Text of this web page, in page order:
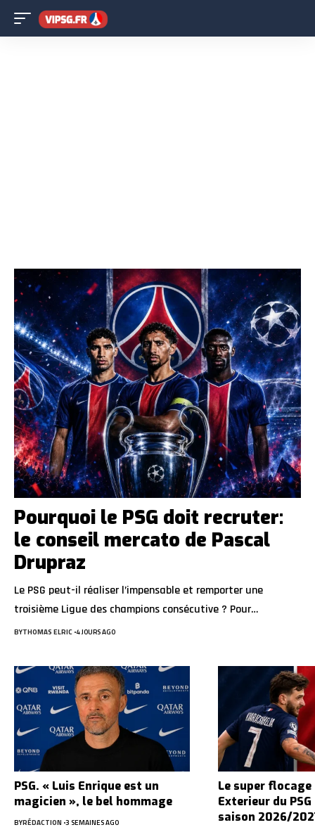
Pourquoi le PSG doit recruter:
le conseil mercato de Pascal
Drupraz
Le PSG peut-il réaliser l’impensable et remporter une
troisième Ligue des champions consécutive ? Pour…
BYTHOMAS ELRIC 4 JOURS AGO
PSG. « Luis Enrique est un
magicien », le bel hommage
BYRÉDACTION 3 SEMAINES AGO
Le super
Exterieur du
saison 2026/